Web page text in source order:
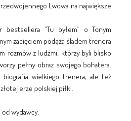
Lwowa na największe
bestsellera "Tu byłem" o Tonym
zacięciem podąża śladem trenera
rozmów z ludźmi, którzy byli blisko
pełny obraz swojego bohatera.
wielkiego trenera, ale też
erze polskiej piłki.
wydawcy.